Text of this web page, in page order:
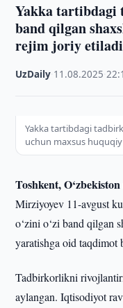
Yakka tartibdagi
band qilgan
rejim joriy etiladi
UzDaily 11.08.2025 ·
Yakka tartibdagi
uchun maxsus
Toshkent,
Mirziyoyev 11-avgust
o‘zini o‘zi band qilgan
yaratishga oid taqdimot
Tadbirkorlikni
aylangan. Iqtisodiyot